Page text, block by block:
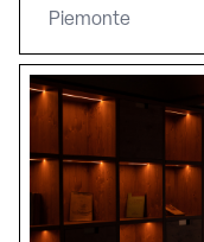
Piemonte